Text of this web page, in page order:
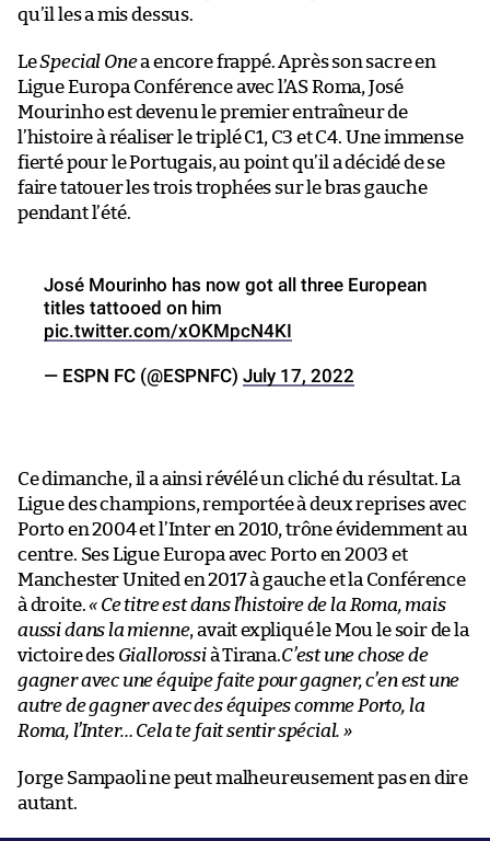
qu’il les a mis dessus.
LeSpecial Onea encore frappé. Après son sacre en
Ligue Europa Conférence avec l’AS Roma, José
Mourinho est devenu le premier entraîneur de
l’histoire à réaliser le triplé C1, C3 et C4. Une immense
fierté pour le Portugais, au point qu’il a décidé de se
faire tatouer les trois trophées sur le bras gauche
pendant l’été.
José Mourinho has now got all three European
titles tattooed on him
pic.twitter.com/xOKMpcN4KI
— ESPN FC (@ESPNFC) July 17, 2022
Ce dimanche, il a ainsi révélé un cliché du résultat. La
Ligue des champions, remportée à deux reprises avec
Porto en 2004 et l’Inter en 2010, trône évidemment au
centre. Ses Ligue Europa avec Porto en 2003 et
Manchester United en 2017 à gauche et la Conférence
à droite.« Ce titre est dans l’histoire de la Roma, mais
aussi dans la mienne, avait expliqué le Mou le soir de la
victoire des Giallorossià Tirana.C’est une chose de
gagner avec une équipe faite pour gagner, c’en est une
autre de gagner avec des équipes comme Porto, la
Roma, l’Inter… Cela te fait sentir spécial. »
Jorge Sampaoli ne peut malheureusement pas en dire
autant.